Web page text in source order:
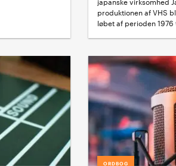
japanske virksomhed
produktionen af VHS
løbet af perioden
ORDBOG